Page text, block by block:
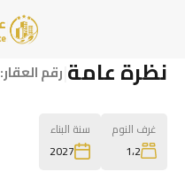
نظرة عامة رقم العقار:
غرف النوم
1،2
سنة البناء
2027